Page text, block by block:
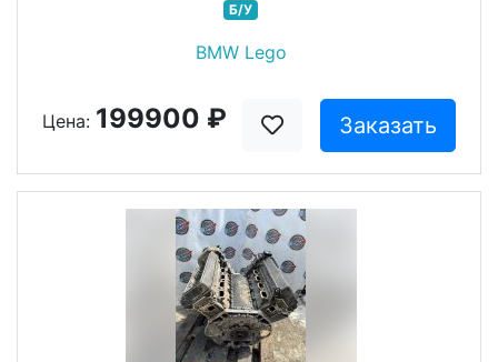
Б/У
BMW Lego
Цена: 199900 ₽ Заказать